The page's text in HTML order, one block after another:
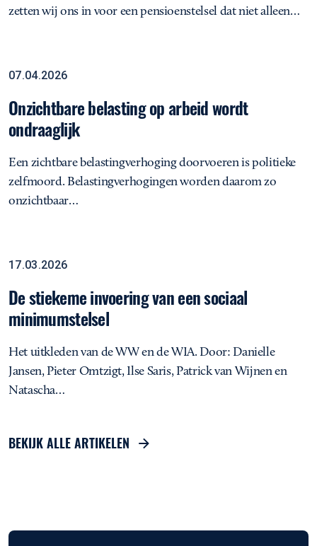
zetten wij ons in voor een pensioenstelsel dat niet alleen…
Opinie
07.04.2026
Onzichtbare belasting op arbeid wordt
ondraaglijk
Een zichtbare belastingverhoging doorvoeren is politieke
zelfmoord. Belastingverhogingen worden daarom zo
onzichtbaar…
Analyse
17.03.2026
De stiekeme invoering van een sociaal
minimumstelsel
Het uitkleden van de WW en de WIA. Door: Danielle
Jansen, Pieter Omtzigt, Ilse Saris, Patrick van Wijnen en
Natascha…
BEKIJK ALLE ARTIKELEN